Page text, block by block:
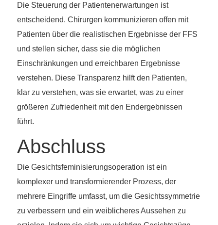
Die Steuerung der Patientenerwartungen ist
entscheidend. Chirurgen kommunizieren offen mit
Patienten über die realistischen Ergebnisse der FFS
und stellen sicher, dass sie die möglichen
Einschränkungen und erreichbaren Ergebnisse
verstehen. Diese Transparenz hilft den Patienten,
klar zu verstehen, was sie erwartet, was zu einer
größeren Zufriedenheit mit den Endergebnissen
führt.
Abschluss
Die Gesichtsfeminisierungsoperation ist ein
komplexer und transformierender Prozess, der
mehrere Eingriffe umfasst, um die Gesichtssymmetrie
zu verbessern und ein weiblicheres Aussehen zu